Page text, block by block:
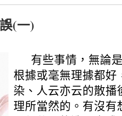
(一)
有些事情，無論
根據或毫無理據都好
染、人云亦云的散播
理所當然的。有沒有